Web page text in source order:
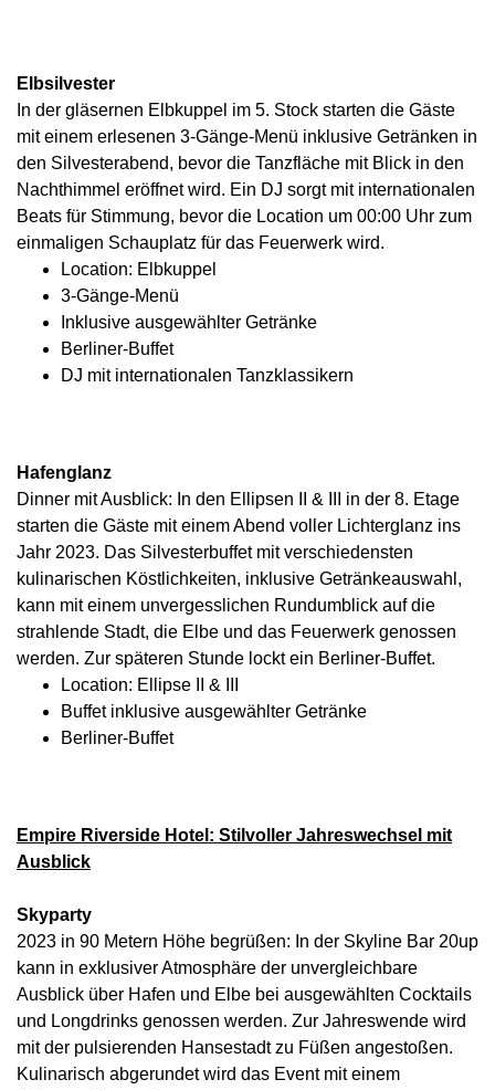
Elbsilvester
In der gläsernen Elbkuppel im 5. Stock starten die Gäste
mit einem erlesenen 3-Gänge-Menü inklusive Getränken in
den Silvesterabend, bevor die Tanzfläche mit Blick in den
Nachthimmel eröffnet wird. Ein DJ sorgt mit internationalen
Beats für Stimmung, bevor die Location um 00:00 Uhr zum
einmaligen Schauplatz für das Feuerwerk wird.
Location: Elbkuppel
3-Gänge-Menü
Inklusive ausgewählter Getränke
Berliner-Buffet
DJ mit internationalen Tanzklassikern
Hafenglanz
Dinner mit Ausblick: In den Ellipsen II & III in der 8. Etage
starten die Gäste mit einem Abend voller Lichterglanz ins
Jahr 2023. Das Silvesterbuffet mit verschiedensten
kulinarischen Köstlichkeiten, inklusive Getränkeauswahl,
kann mit einem unvergesslichen Rundumblick auf die
strahlende Stadt, die Elbe und das Feuerwerk genossen
werden. Zur späteren Stunde lockt ein Berliner-Buffet.
Location: Ellipse II & III
Buffet inklusive ausgewählter Getränke
Berliner-Buffet
Empire Riverside Hotel: Stilvoller Jahreswechsel mit
Ausblick
Skyparty
2023 in 90 Metern Höhe begrüßen: In der Skyline Bar 20up
kann in exklusiver Atmosphäre der unvergleichbare
Ausblick über Hafen und Elbe bei ausgewählten Cocktails
und Longdrinks genossen werden. Zur Jahreswende wird
mit der pulsierenden Hansestadt zu Füßen angestoßen.
Kulinarisch abgerundet wird das Event mit einem